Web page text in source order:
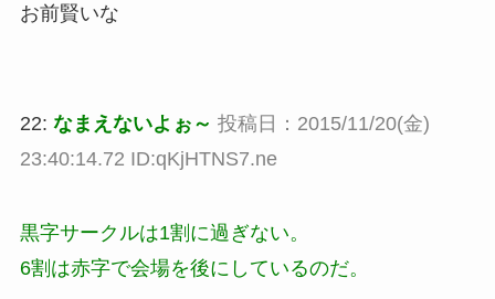
お前賢いな
22: なまえないよぉ～ 投稿日：2015/11/20(金)
23:40:14.72 ID:qKjHTNS7.ne
黒字サークルは1割に過ぎない。
6割は赤字で会場を後にしているのだ。